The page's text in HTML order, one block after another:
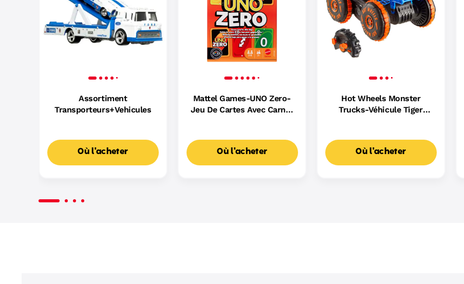
Assortiment
Transporteurs+Vehicules
Où l'acheter
Mattel Games-UNO Zero-
Jeu De Cartes Avec Carnet
Où l'acheter
Hot Wheels Monster
Trucks-Véhicule Tiger
Où l'acheter